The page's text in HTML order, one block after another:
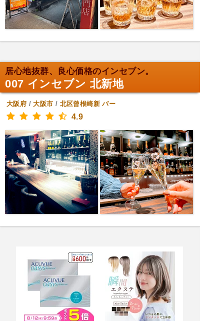
居心地抜群、良心価格のインセブン。
007 インセブン 北新地
大阪府 /大阪市 / 北区曾根崎新 バー
4.9